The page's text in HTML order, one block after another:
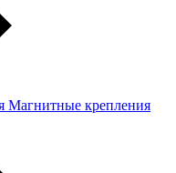
Магнитные крепления